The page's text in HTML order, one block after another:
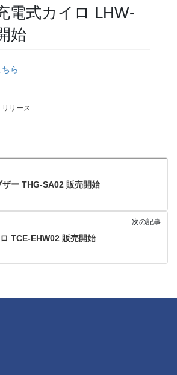
電式カイロ LHW-
始
ちら
リリース
ー THG-SA02 販売開始
次の記事
TCE-EHW02 販売開始